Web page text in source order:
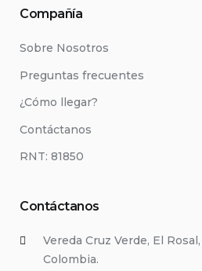
Compañía
Sobre Nosotros
Preguntas frecuentes
¿Cómo llegar?
Contáctanos
RNT: 81850
Contáctanos
Vereda Cruz Verde, El
Colombia.